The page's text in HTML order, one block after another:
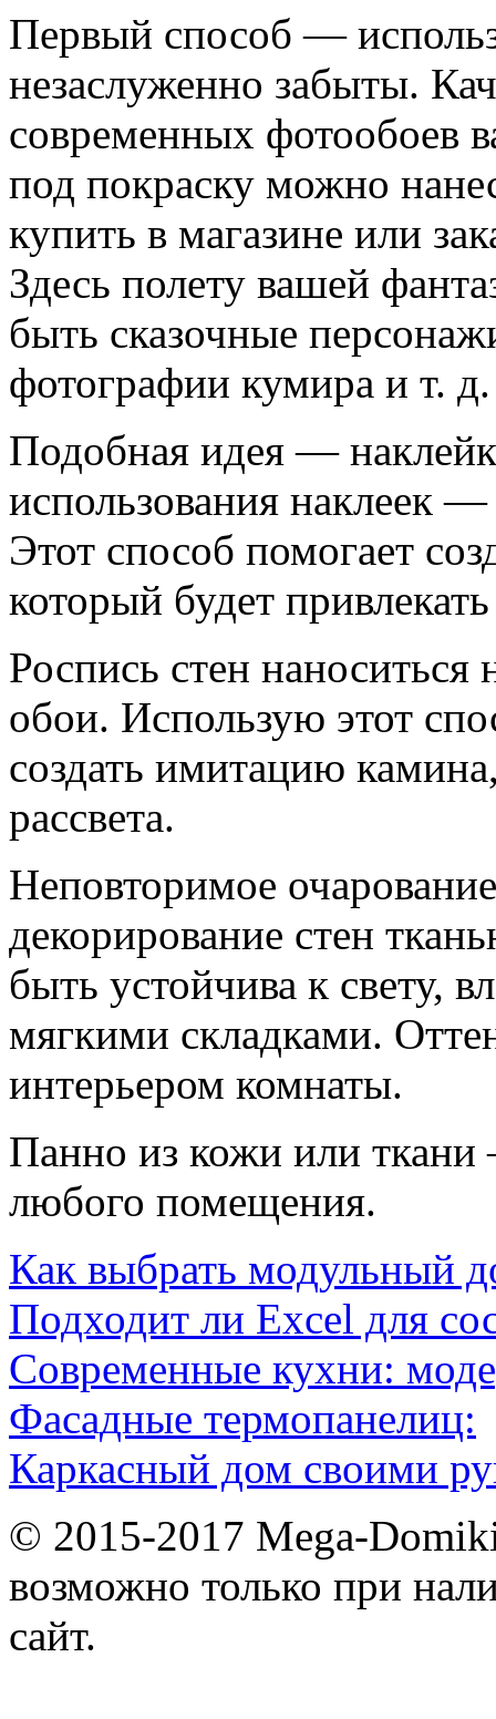
Первый способ —
незаслуженно забыты.
современных фотообоев
под покраску можно
купить в магазине или
Здесь полету вашей
быть сказочные
фотографии кумира и т. д.
Подобная идея —
использования наклеек
Этот способ помогает
который будет
Роспись стен
обои. Использую этот
создать имитацию
рассвета.
Неповторимое
декорирование стен
быть устойчива к свету,
мягкими складками.
интерьером комнаты.
Панно из кожи или
любого помещения.
Как выбрать модульный
Подходит ли Excel для
Современные кухни:
Фасадные термопанелиц:
Каркасный дом своими
© 2015-2017 Mega-
возможно только при
сайт.